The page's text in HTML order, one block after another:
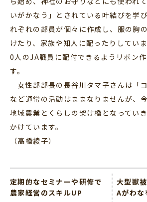
いがかなう」とされている叶結びを学
れぞれの部員が個々に作成し、服の胸
けたり、家族や知人に配ったりしてい
0人のJA職員に配付できるようリボン
す。
女性部部長の長谷川タマ子さんは「
など通常の活動はままなりませんが、
地域農業とくらしの架け橋となってい
かけています。
（高橋綾子）
定期的なセミナーや研修で
農家経営のスキルUP
大型獣
Aがわな